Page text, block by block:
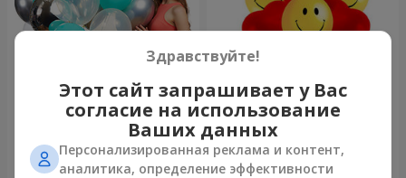
Коллекция шариков
"Бирюза" - 9 шариков
11 желтых смайлов и
красных сердец
Здравствуйте!
Этот сайт запрашивает у Вас
согласие на использование
Ваших данных
Персонализированная реклама и контент,
аналитика, определение эффективности